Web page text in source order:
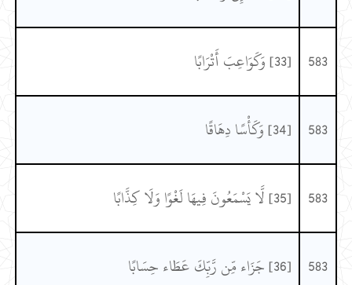
583 [33] وَكَوَاعِبَ أَتْرَابًا
583 [34] وَكَأْسًا دِهَاقًا
583 [35] لَّا يَسْمَعُونَ فِيهَا لَغْوًا وَلَا كِذَّابًا
583 [36] جَزَاء مِّن رَّبِّكَ عَطَاء حِسَابًا